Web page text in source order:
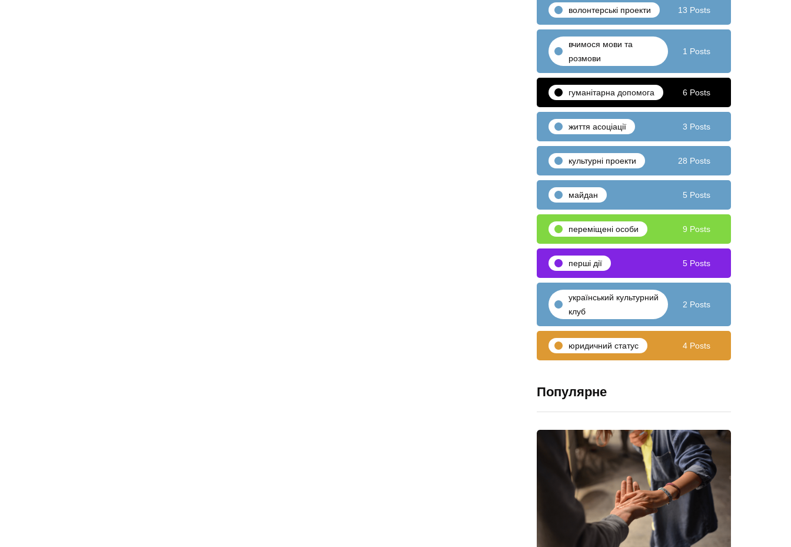
волонтерські проекти 13 Posts
вчимося мови та
розмови
1 Posts
гуманітарна допомога 6 Posts
життя асоціації 3 Posts
культурні проекти 28 Posts
майдан 5 Posts
переміщені особи 9 Posts
перші дії 5 Posts
український культурний
клуб
2 Posts
юридичний статус 4 Posts
Популярне